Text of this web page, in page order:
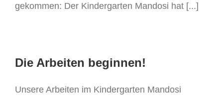
gekommen: Der Kindergarten Mandosi hat [...]
Die Arbeiten beginnen!
Unsere Arbeiten im Kindergarten Mandosi